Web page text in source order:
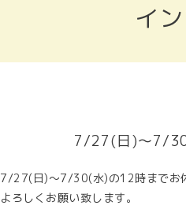
イ
7/27(日)～7/
7/27(日)～7/30(水)の12時までお
よろしくお願い致します。